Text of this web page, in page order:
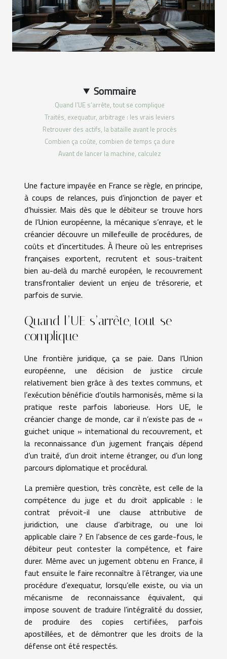
Sommaire
Quand l’UE s’arrête, tout se complique
Traités, exequatur, arbitrage : les vrais leviers
Retrouver des actifs, la bataille avant le procès
Combien ça coûte, combien de temps ça dure
Avant de lancer la machine, calculez
Une facture impayée en France se règle, en principe,
à coups de relances, puis d’injonction de payer et
d’huissier. Mais dès que le débiteur se trouve hors
de l’Union européenne, la mécanique s’enraye, et le
créancier découvre un millefeuille de procédures, de
coûts et d’incertitudes. À l’heure où les entreprises
françaises exportent, recrutent et sous-traitent
bien au-delà du marché européen, le recouvrement
transfrontalier devient un enjeu de trésorerie, et
parfois de survie.
Quand l’UE s’arrête, tout se
complique
Une frontière juridique, ça se paie. Dans l’Union
européenne, une décision de justice circule
relativement bien grâce à des textes communs, et
l’exécution bénéficie d’outils harmonisés, même si la
pratique reste parfois laborieuse. Hors UE, le
créancier change de monde, car il n’existe pas de «
guichet unique » international du recouvrement, et
la reconnaissance d’un jugement français dépend
d’un traité, d’un droit interne étranger, ou d’un long
parcours diplomatique et procédural.
La première question, très concrète, est celle de la
compétence du juge et du droit applicable : le
contrat prévoit-il une clause attributive de
juridiction, une clause d’arbitrage, ou une loi
applicable claire ? En l’absence de ces garde-fous, le
débiteur peut contester la compétence, et faire
durer. Même avec un jugement obtenu en France, il
faut ensuite le faire reconnaître à l’étranger, via une
procédure d’exequatur, lorsqu’elle existe, ou via un
mécanisme de reconnaissance équivalent, qui
impose souvent de traduire l’intégralité du dossier,
de produire des copies certifiées, parfois
apostillées, et de démontrer que les droits de la
défense ont été respectés.